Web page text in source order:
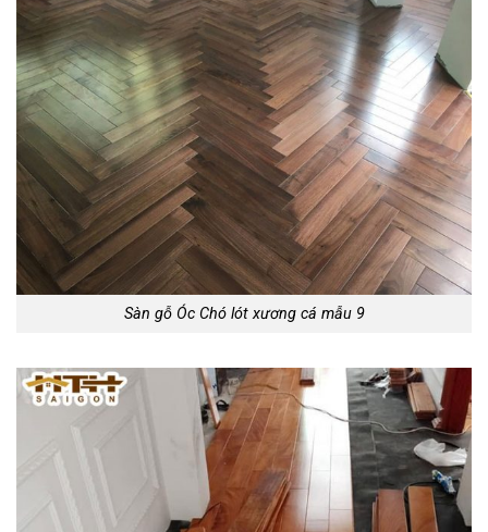
Sàn gỗ Óc Chó lót xương cá mẫu 9